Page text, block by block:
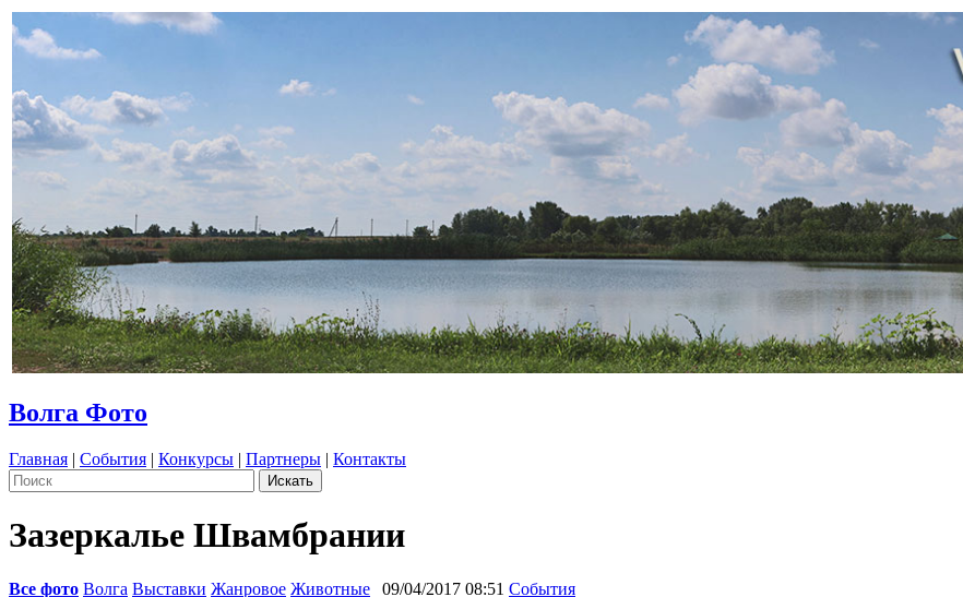
Волга Фото
Главная | События | Конкурсы | Партнеры | Контакты
Зазеркалье Швамбрании
Все фото Волга Выставки Жанровое Животные
09/04/2017 08:51 События